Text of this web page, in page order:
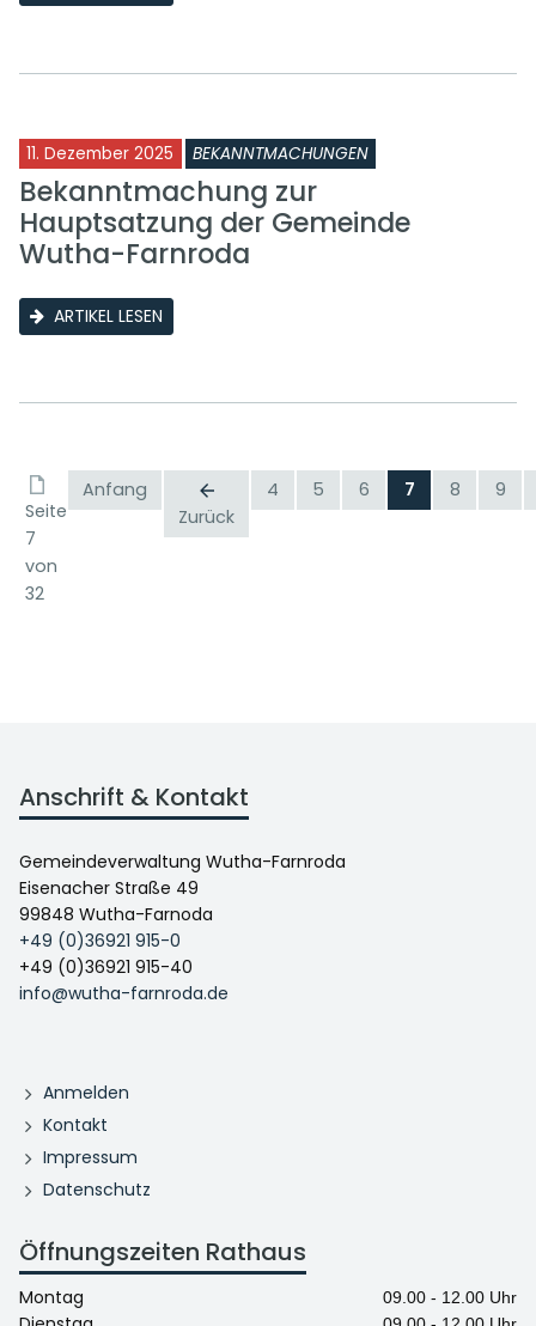
11. Dezember 2025 BEKANNTMACHUNGEN
Bekanntmachung zur
Hauptsatzung der Gemeinde
Wutha-Farnroda
ARTIKEL LESEN
Seite
7
von
32
Anfang
Zurück
4 5 6 7 8 9
Anschrift & Kontakt
Gemeindeverwaltung Wutha-Farnroda
Eisenacher Straße 49
99848 Wutha-Farnoda
+49 (0)36921 915-0
+49 (0)36921 915-40
info@wutha-farnroda.de
Anmelden
Kontakt
Impressum
Datenschutz
Öffnungszeiten Rathaus
Montag 09.00 - 12.00 Uhr